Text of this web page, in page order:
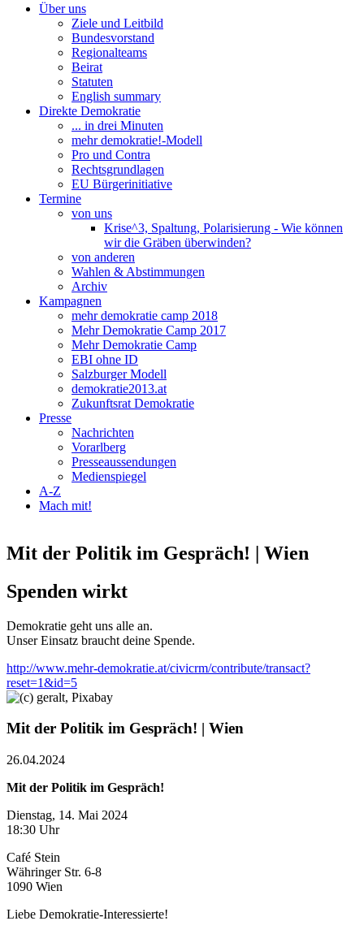
Über uns
Ziele und Leitbild
Bundesvorstand
Regionalteams
Beirat
Statuten
English summary
Direkte Demokratie
... in drei Minuten
mehr demokratie!-Modell
Pro und Contra
Rechtsgrundlagen
EU Bürgerinitiative
Termine
von uns
Krise^3, Spaltung, Polarisierung - Wie können
wir die Gräben überwinden?
von anderen
Wahlen & Abstimmungen
Archiv
Kampagnen
mehr demokratie camp 2018
Mehr Demokratie Camp 2017
Mehr Demokratie Camp
EBI ohne ID
Salzburger Modell
demokratie2013.at
Zukunftsrat Demokratie
Presse
Nachrichten
Vorarlberg
Presseaussendungen
Medienspiegel
A-Z
Mach mit!
Mit der Politik im Gespräch! | Wien
Spenden wirkt
Demokratie geht uns alle an.
Unser Einsatz braucht deine Spende.
http://www.mehr-demokratie.at/civicrm/contribute/transact?
reset=1&id=5
Mit der Politik im Gespräch! | Wien
26.04.2024
Mit der Politik im Gespräch!
Dienstag, 14. Mai 2024
18:30 Uhr
Café Stein
Währinger Str. 6-8
1090 Wien
Liebe Demokratie-Interessierte!